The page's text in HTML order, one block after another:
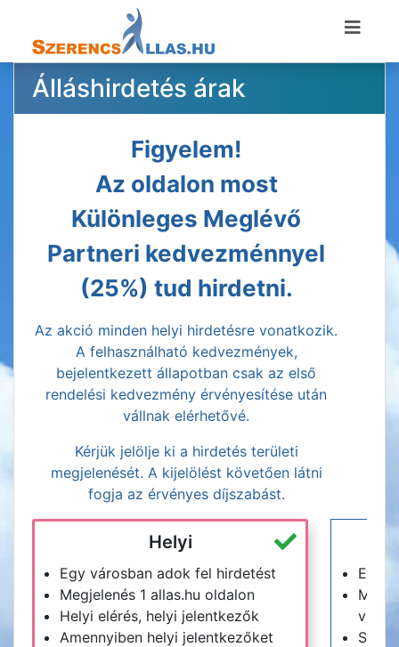
Álláshirdetés árak
Figyelem!
Az oldalon most
Különleges Meglévő
Partneri kedvezménnyel
(25%) tud hirdetni.
Az akció minden helyi hirdetésre vonatkozik.
A felhasználható kedvezmények,
bejelentkezett állapotban csak az első
rendelési kedvezmény érvényesítése után
vállnak elérhetővé.
Kérjük jelölje ki a hirdetés területi
megjelenését. A kijelölést követően látni
fogja az érvényes díjszabást.
Helyi
Egy városban adok fel hirdetést
Megjelenés 1 allas.hu oldalon
Helyi elérés, helyi jelentkezők
Amennyiben helyi jelentkezőket
Egy
vagy